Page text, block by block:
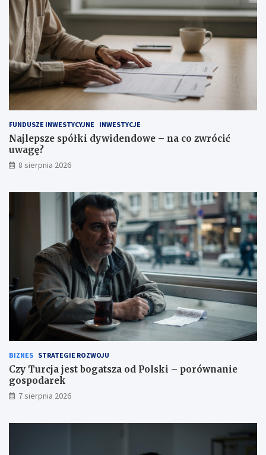
ć
?
o
z
w
r
c
ć
u
w
a
g
ę
?
FUNDUSZE INWESTYCYJNE INWESTYCJE
Najlepsze spółki dywidendowe – na co zwrócić
uwagę?
8 sierpnia 2026
BIZNES STRATEGIE ROZWOJU
Czy Turcja jest bogatsza od Polski – porównanie
gospodarek
7 sierpnia 2026